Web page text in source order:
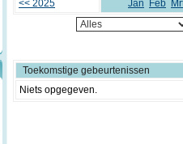
<< 2025
Jan Feb
Toekomstige gebeurtenissen
Niets opgegeven.